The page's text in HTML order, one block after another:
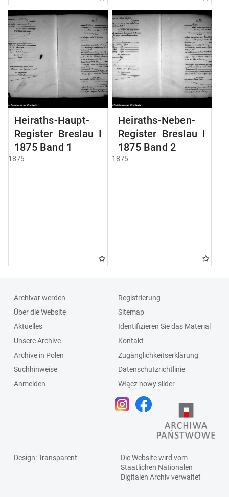
Heiraths-Haupt-
Register Breslau I
1875 Band 1
1875
Heiraths-Neben-
Register Breslau I
1875 Band 2
1875
Archivar werden
Über die Website
Aktuelles
Unsere Archive
Archive in Polen
Suchhinweise
Anmelden
Registrierung
Sitemap
Identifizieren Sie das Material
Kontakt
Zugänglichkeitserklärung
Datenschutzrichtlinie
Włącz nowy slider
Design: Transparent
Die Website wird vom
Staatlichen Nationalen
Digitalen Archivverwaltet